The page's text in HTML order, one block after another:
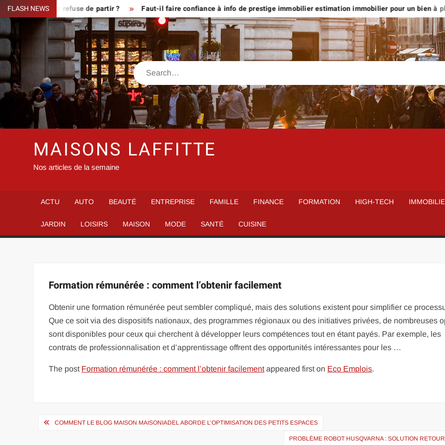
Skip
to
content
FLASH NEWS
le fermier refuse de partir ? Faut-il faire confiance à info de prestige immobilier estimation immobilier pour un bien à plus
Search
MAISONS LAFFITTE
Nos articles de la semaine
ACTU AUTO BEAUTÉ ENTREPRISE FAMILLE FINANCE FORMATION HIGH-TECH
JARDIN LOISIRS MAISON MODE SANTÉ CUISINE
Formation rémunérée : comment l’obtenir facilement
Obtenir une formation rémunérée peut sembler compliqué, mais des solutions existent pour simplifier ce
Que ce soit via des dispositifs nationaux, des programmes régionaux ou des initiatives privées, de nombreuses
sont disponibles pour ceux qui cherchent à développer leurs compétences tout en étant payés. Par exemple, les
contrats de professionnalisation et d’apprentissage offrent des opportunités intéressantes pour les …
The post Formation rémunérée : comment l’obtenir facilementappeared first on Eco Emplois.
Navigation
COMMENT LE BLOG MAISON MAISONIADEL ABORDE L’OPTIMISATION DES PETITS ESPACES
PROBLÈME ROBOT HUSQVARNA : SOLUTION